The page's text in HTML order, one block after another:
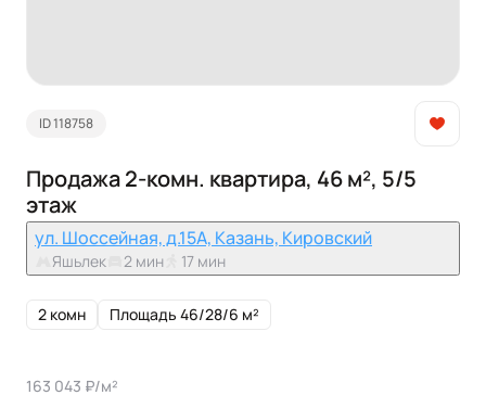
ID 118758
Продажа 2-комн. квартира, 46 м², 5/5
этаж
ул. Шоссейная, д.15А, Казань, Кировский
Яшьлек 2 мин 17 мин
2 комн Площадь 46/28/6 м²
163 043 ₽/м²